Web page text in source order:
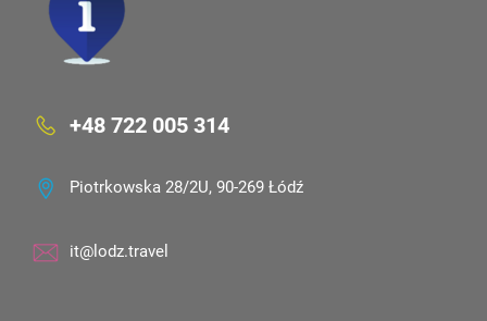
+48 722 005 314
Piotrkowska 28/2U, 90-269 Łódź
it@lodz.travel